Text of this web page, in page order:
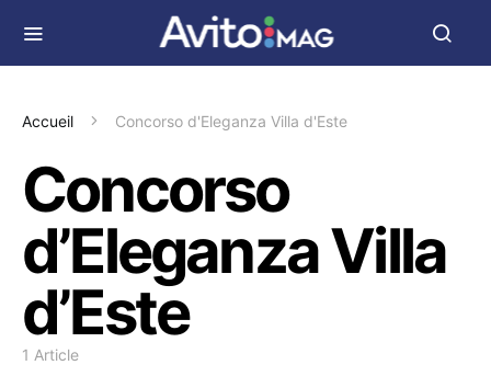
Accueil Concorso d'Eleganza Villa d'Este
Concorso
d’Eleganza Villa
d’Este
1 Article